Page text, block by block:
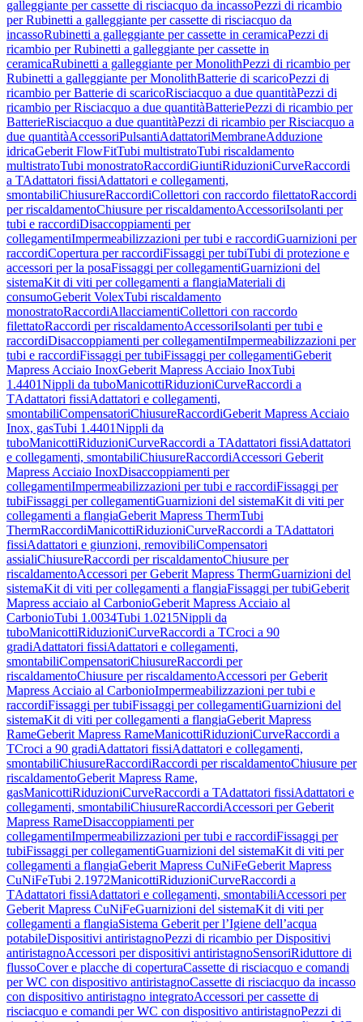
galleggiante per cassette di risciacquo da incassoPezzi di ricambio
per Rubinetti a galleggiante per cassette di risciacquo da
incassoRubinetti a galleggiante per cassette in ceramicaPezzi di
ricambio per Rubinetti a galleggiante per cassette in
ceramicaRubinetti a galleggiante per MonolithPezzi di ricambio per
Rubinetti a galleggiante per MonolithBatterie di scaricoPezzi di
ricambio per Batterie di scaricoRisciacquo a due quantitàPezzi di
ricambio per Risciacquo a due quantitàBatteriePezzi di ricambio per
BatterieRisciacquo a due quantitàPezzi di ricambio per Risciacquo a
due quantitàAccessoriPulsantiAdattatoriMembraneAdduzione
idricaGeberit FlowFitTubi multistratoTubi riscaldamento
multistratoTubi monostratoRaccordiGiuntiRiduzioniCurveRaccordi
a TAdattatori fissiAdattatori e collegamenti,
smontabiliChiusureRaccordiCollettori con raccordo filettatoRaccordi
per riscaldamentoChiusure per riscaldamentoAccessoriIsolanti per
tubi e raccordiDisaccoppiamenti per
collegamentiImpermeabilizzazioni per tubi e raccordiGuarnizioni per
raccordiCopertura per raccordiFissaggi per tubiTubi di protezione e
accessori per la posaFissaggi per collegamentiGuarnizioni del
sistemaKit di viti per collegamenti a flangiaMateriali di
consumoGeberit VolexTubi riscaldamento
monostratoRaccordiAllacciamentiCollettori con raccordo
filettatoRaccordi per riscaldamentoAccessoriIsolanti per tubi e
raccordiDisaccoppiamenti per collegamentiImpermeabilizzazioni per
tubi e raccordiFissaggi per tubiFissaggi per collegamentiGeberit
Mapress Acciaio InoxGeberit Mapress Acciaio InoxTubi
1.4401Nippli da tuboManicottiRiduzioniCurveRaccordi a
TAdattatori fissiAdattatori e collegamenti,
smontabiliCompensatoriChiusureRaccordiGeberit Mapress Acciaio
Inox, gasTubi 1.4401Nippli da
tuboManicottiRiduzioniCurveRaccordi a TAdattatori fissiAdattatori
e collegamenti, smontabiliChiusureRaccordiAccessori Geberit
Mapress Acciaio InoxDisaccoppiamenti per
collegamentiImpermeabilizzazioni per tubi e raccordiFissaggi per
tubiFissaggi per collegamentiGuarnizioni del sistemaKit di viti per
collegamenti a flangiaGeberit Mapress ThermTubi
ThermRaccordiManicottiRiduzioniCurveRaccordi a TAdattatori
fissiAdattatori e giunzioni, removibiliCompensatori
assialiChiusureRaccordi per riscaldamentoChiusure per
riscaldamentoAccessori per Geberit Mapress ThermGuarnizioni del
sistemaKit di viti per collegamenti a flangiaFissaggi per tubiGeberit
Mapress acciaio al CarbonioGeberit Mapress Acciaio al
CarbonioTubi 1.0034Tubi 1.0215Nippli da
tuboManicottiRiduzioniCurveRaccordi a TCroci a 90
gradiAdattatori fissiAdattatori e collegamenti,
smontabiliCompensatoriChiusureRaccordi per
riscaldamentoChiusure per riscaldamentoAccessori per Geberit
Mapress Acciaio al CarbonioImpermeabilizzazioni per tubi e
raccordiFissaggi per tubiFissaggi per collegamentiGuarnizioni del
sistemaKit di viti per collegamenti a flangiaGeberit Mapress
RameGeberit Mapress RameManicottiRiduzioniCurveRaccordi a
TCroci a 90 gradiAdattatori fissiAdattatori e collegamenti,
smontabiliChiusureRaccordiRaccordi per riscaldamentoChiusure per
riscaldamentoGeberit Mapress Rame,
gasManicottiRiduzioniCurveRaccordi a TAdattatori fissiAdattatori e
collegamenti, smontabiliChiusureRaccordiAccessori per Geberit
Mapress RameDisaccoppiamenti per
collegamentiImpermeabilizzazioni per tubi e raccordiFissaggi per
tubiFissaggi per collegamentiGuarnizioni del sistemaKit di viti per
collegamenti a flangiaGeberit Mapress CuNiFeGeberit Mapress
CuNiFeTubi 2.1972ManicottiRiduzioniCurveRaccordi a
TAdattatori fissiAdattatori e collegamenti, smontabiliAccessori per
Geberit Mapress CuNiFeGuarnizioni del sistemaKit di viti per
collegamenti a flangiaSistema Geberit per l’Igiene dell’acqua
potabileDispositivi antiristagnoPezzi di ricambio per Dispositivi
antiristagnoAccessori per dispositivi antiristagnoSensoriRiduttore di
flussoCover e placche di coperturaCassette di risciacquo e comandi
per WC con dispositivo antiristagnoCassette di risciacquo da incasso
con dispositivo antiristagno integratoAccessori per cassette di
risciacquo e comandi per WC con dispositivo antiristagnoPezzi di